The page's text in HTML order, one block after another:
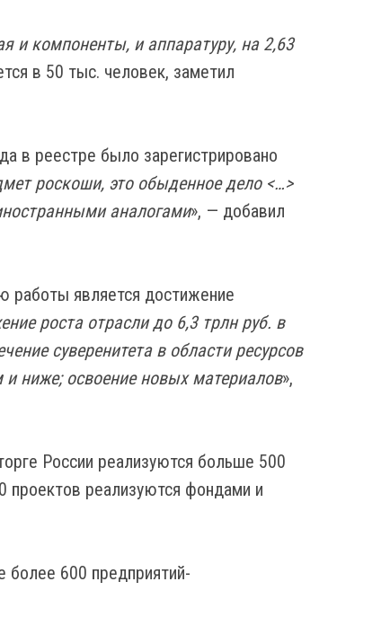
и компоненты, и аппаратуру, на 2,63
в 50 тыс. человек, заметил
в реестре было зарегистрировано
роскоши, это обыденное дело <…>
аналогами», — добавил
работы является достижение
роста отрасли до 6,3 трлн руб. в
суверенитета в области ресурсов
ниже; освоение новых материалов»,
России реализуются больше 500
проектов реализуются фондами и
600 предприятий-